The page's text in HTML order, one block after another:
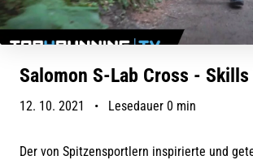
Die
häufigsten
Ursachen
für
Knieschmerzen
während
nach
Salomon S-Lab Cross - Skills
12. 10. 2021 • Lesedauer 0 min
Der von Spitzensportlern inspirierte und